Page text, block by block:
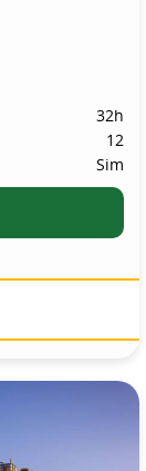
32h
12
Sim